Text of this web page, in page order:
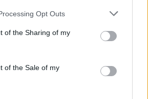
website/app uses one or more Google
or usage behaviour. You may click to
to Google and its third-party tags to
specified purposes in below Google
Opt Outs
of the Sharing of my
of the Sale of my